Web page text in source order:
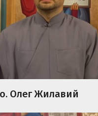
о. Олег Жилавий